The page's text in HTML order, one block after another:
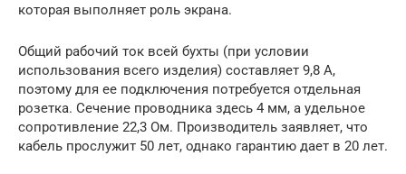
которая выполняет роль экрана.
Общий рабочий ток всей бухты (при условии
использования всего изделия) составляет 9,8 А,
поэтому для ее подключения потребуется отдельная
розетка. Сечение проводника здесь 4 мм, а удельное
сопротивление 22,3 Ом. Производитель заявляет, что
кабель прослужит 50 лет, однако гарантию дает в 20 лет.